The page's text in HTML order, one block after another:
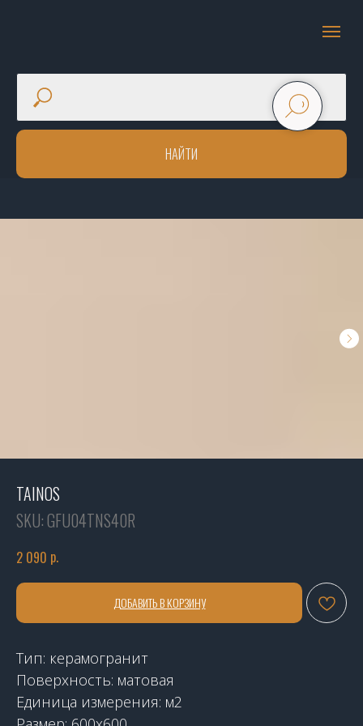
НАЙТИ
TAINOS
SKU:GFU04TNS40R
2 090 р.
ДОБАВИТЬ В КОРЗИНУ
Тип: керамогранит
Поверхность: матовая
Единица измерения: м2